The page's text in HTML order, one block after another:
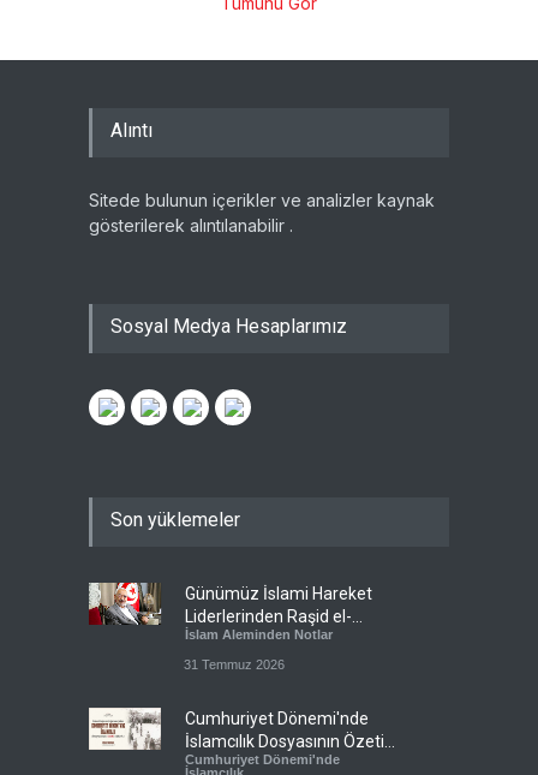
Alıntı
Sitede bulunun içerikler ve analizler kaynak
gösterilerek alıntılanabilir .
Sosyal Medya Hesaplarımız
Son yüklemeler
Günümüz İslami Hareket
Liderlerinden Raşid el-
Gannuşi’ye Seküler Faşizmin
Zindanlarında Ağır Tecrit
İslam Aleminden Notlar
31 Temmuz 2026
Cumhuriyet Dönemi'nde
İslamcılık Dosyasının Özeti
Sizlerle!
Cumhuriyet Dönemi'nde